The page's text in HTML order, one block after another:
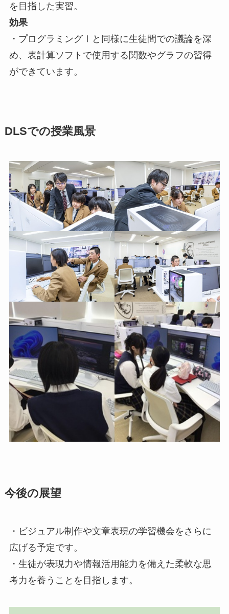
を目指した実習。
効果
・プログラミングⅠと同様に生徒間での議論を深
め、表計算ソフトで使用する関数やグラフの習得
ができています。
DLSでの授業風景
今後の展望
・ビジュアル制作や文章表現の学習機会をさらに
広げる予定です。
・生徒が表現力や情報活用能力を備えた柔軟な思
考力を養うことを目指します。